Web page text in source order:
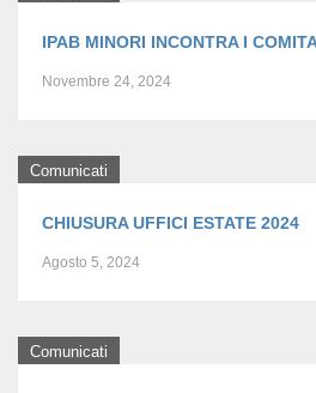
IPAB MINORI INCONTRA I
Novembre 24, 2024
Comunicati
CHIUSURA UFFICI ESTATE 2024
Agosto 5, 2024
Comunicati